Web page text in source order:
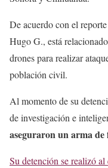
De acuerdo con el
Hugo G., está
drones para realizar
población civil.
Al momento de su
de investigación e
aseguraron un arma de
Su detención se realizó al